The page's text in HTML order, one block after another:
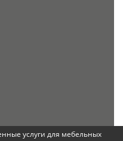
услуги для мебельных